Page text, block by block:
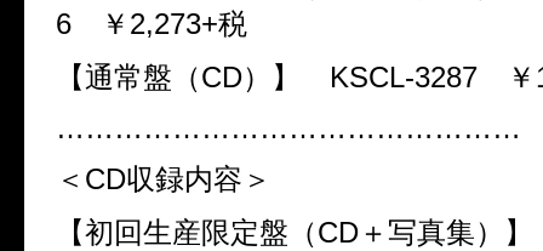
6 ￥ 2,273+税
【通常盤（CD）】 KSCL-3287 ￥
…………………………………………
＜ CD収録内容＞
【初回生産限定盤（CD＋写真集）】